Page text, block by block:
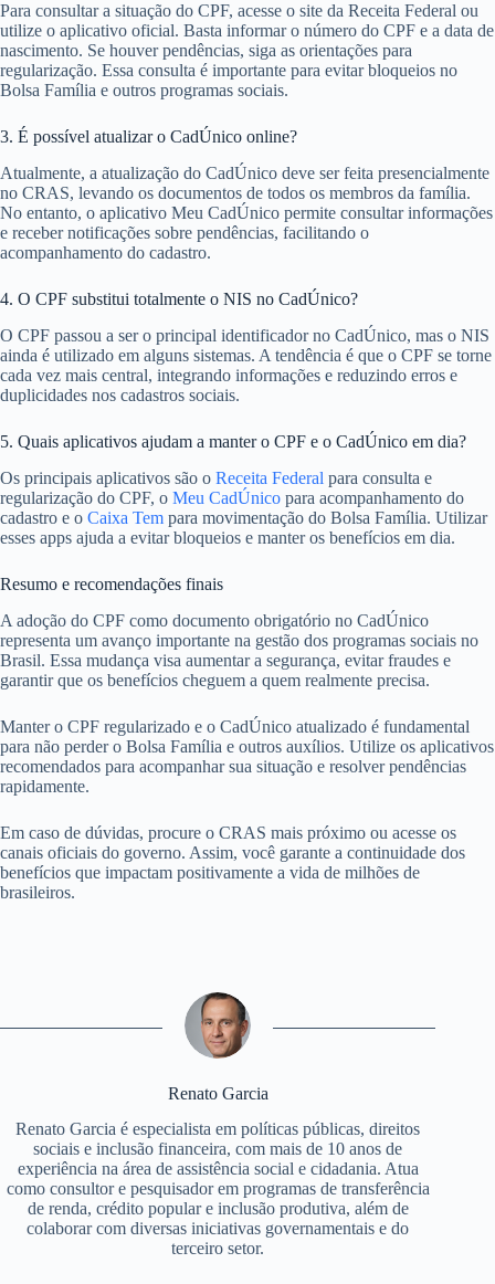
Para consultar a situação do CPF, acesse o site da Receita Federal ou
utilize o aplicativo oficial. Basta informar o número do CPF e a data de
nascimento. Se houver pendências, siga as orientações para
regularização. Essa consulta é importante para evitar bloqueios no
Bolsa Família e outros programas sociais.
3. É possível atualizar o CadÚnico online?
Atualmente, a atualização do CadÚnico deve ser feita presencialmente
no CRAS, levando os documentos de todos os membros da família.
No entanto, o aplicativo Meu CadÚnico permite consultar informações
e receber notificações sobre pendências, facilitando o
acompanhamento do cadastro.
4. O CPF substitui totalmente o NIS no CadÚnico?
O CPF passou a ser o principal identificador no CadÚnico, mas o NIS
ainda é utilizado em alguns sistemas. A tendência é que o CPF se torne
cada vez mais central, integrando informações e reduzindo erros e
duplicidades nos cadastros sociais.
5. Quais aplicativos ajudam a manter o CPF e o CadÚnico em dia?
Os principais aplicativos são o Receita Federal para consulta e
regularização do CPF, o Meu CadÚnico para acompanhamento do
cadastro e o Caixa Tem para movimentação do Bolsa Família. Utilizar
esses apps ajuda a evitar bloqueios e manter os benefícios em dia.
Resumo e recomendações finais
A adoção do CPF como documento obrigatório no CadÚnico
representa um avanço importante na gestão dos programas sociais no
Brasil. Essa mudança visa aumentar a segurança, evitar fraudes e
garantir que os benefícios cheguem a quem realmente precisa.
Manter o CPF regularizado e o CadÚnico atualizado é fundamental
para não perder o Bolsa Família e outros auxílios. Utilize os aplicativos
recomendados para acompanhar sua situação e resolver pendências
rapidamente.
Em caso de dúvidas, procure o CRAS mais próximo ou acesse os
canais oficiais do governo. Assim, você garante a continuidade dos
benefícios que impactam positivamente a vida de milhões de
brasileiros.
Renato Garcia
Renato Garcia é especialista em políticas públicas, direitos
sociais e inclusão financeira, com mais de 10 anos de
experiência na área de assistência social e cidadania. Atua
como consultor e pesquisador em programas de transferência
de renda, crédito popular e inclusão produtiva, além de
colaborar com diversas iniciativas governamentais e do
terceiro setor.